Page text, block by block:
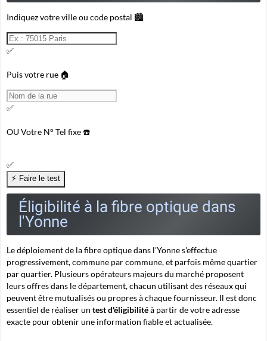
Indiquez votre ville ou code postal 🏙️
✅
Puis votre rue 🏠
✅
OUVotre N° Tel fixe ☎️
✅
Éligibilité à la fibre optique dans
l'Yonne
Le déploiement de la fibre optique dans l'Yonne s'effectue
progressivement, commune par commune, et parfois même quartier
par quartier. Plusieurs opérateurs majeurs du marché proposent
leurs offres dans le département, chacun utilisant des réseaux qui
peuvent être mutualisés ou propres à chaque fournisseur. Il est donc
essentiel de réaliser un test d'éligibilitéà partir de votre adresse
exacte pour obtenir une information fiable et actualisée.